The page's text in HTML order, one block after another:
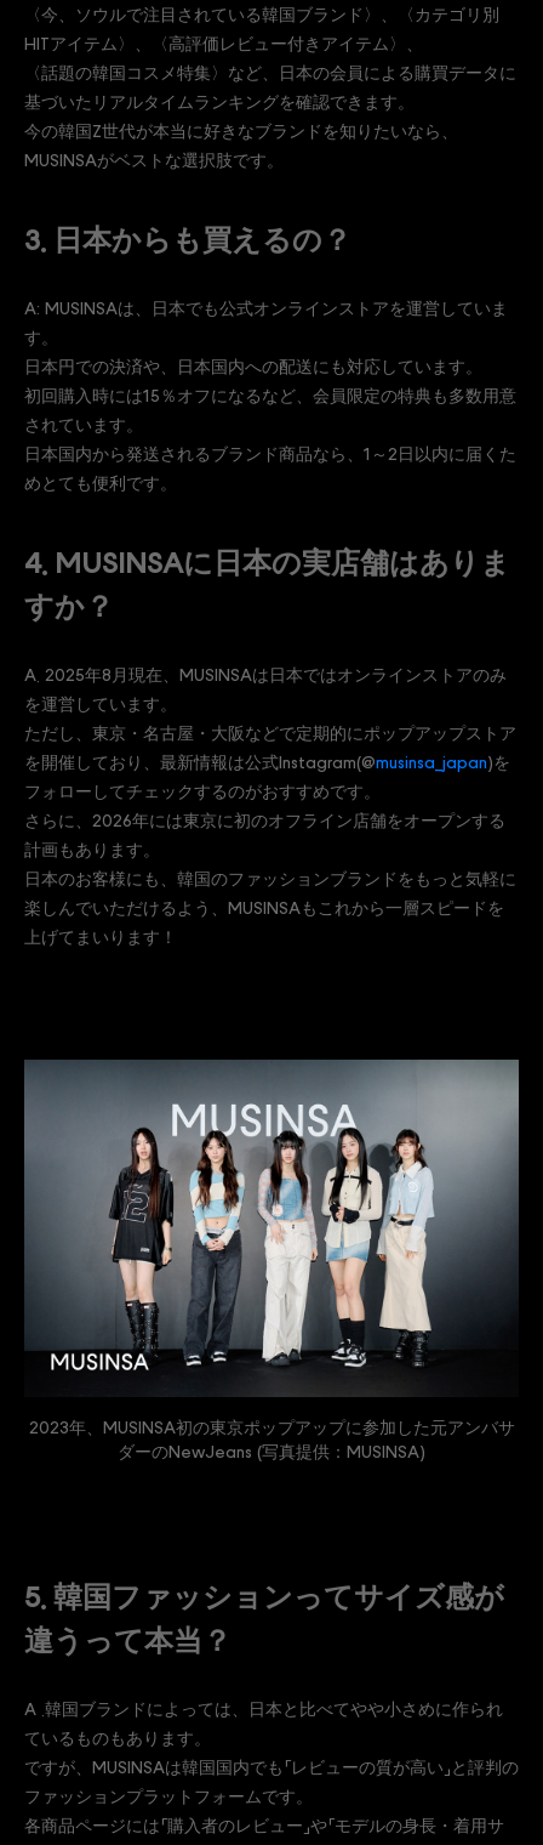
〈今、ソウルで注目されている韓国ブランド〉、〈カテゴリ別
HITアイテム〉、〈高評価レビュー付きアイテム〉、
〈話題の韓国コスメ特集〉など、日本の会員による購買データに
基づいたリアルタイムランキングを確認できます。
今の韓国Z世代が本当に好きなブランドを知りたいなら、
MUSINSAがベストな選択肢です。
3. 日本からも買えるの？
A: MUSINSAは、日本でも公式オンラインストアを運営していま
す。
日本円での決済や、日本国内への配送にも対応しています。
初回購入時には15％オフになるなど、会員限定の特典も多数用意
されています。
日本国内から発送されるブランド商品なら、1～2日以内に届くた
めとても便利です。
4. MUSINSAに日本の実店舗はありま
すか？
A. 2025年8月現在、MUSINSAは日本ではオンラインストアのみ
を運営しています。
ただし、東京・名古屋・大阪などで定期的にポップアップストア
を開催しており、最新情報は公式Instagram(@musinsa_japan)を
フォローしてチェックするのがおすすめです。
さらに、2026年には東京に初のオフライン店舗をオープンする
計画もあります。
日本のお客様にも、韓国のファッションブランドをもっと気軽に
楽しんでいただけるよう、MUSINSAもこれから一層スピードを
上げてまいります！
2023年、MUSINSA初の東京ポップアップに参加した元アンバサ
ダーのNewJeans (写真提供：MUSINSA)
5. 韓国ファッションってサイズ感が
違うって本当？
A .韓国ブランドによっては、日本と比べてやや小さめに作られ
ているものもあります。
ですが、MUSINSAは韓国国内でも「レビューの質が高い」と評判の
ファッションプラットフォームです。
各商品ページには「購入者のレビュー」や「モデルの身長・着用サ